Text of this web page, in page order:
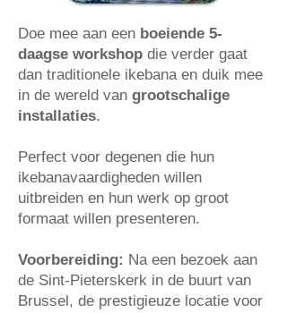
Doe mee aan een boeiende 5-
daagse workshop die verder gaat
dan traditionele ikebana en duik mee
in de wereld van grootschalige
installaties.
Perfect voor degenen die hun
ikebanavaardigheden willen
uitbreiden en hun werk op groot
formaat willen presenteren.
Voorbereiding: Na een bezoek aan
de Sint-Pieterskerk in de buurt van
Brussel, de prestigieuze locatie voor